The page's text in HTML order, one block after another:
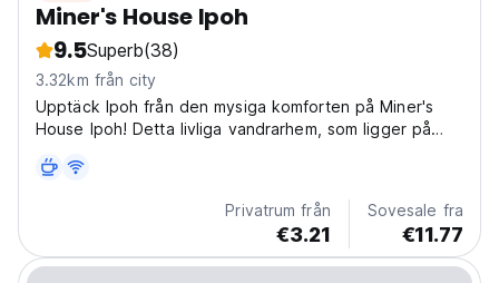
Miner's House Ipoh
9.5Superb(38)
3.32km från city
Upptäck Ipoh från den mysiga komforten på Miner's
House Ipoh! Detta livliga vandrarhem, som ligger på
utforska allt som Ipoh har att erbjuda. Föreställ dig en
stilfull och social atmosfär där du kan träffa...
Privatrum från
€3.21
Sovesale fra
€11.77